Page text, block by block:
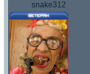
snake312